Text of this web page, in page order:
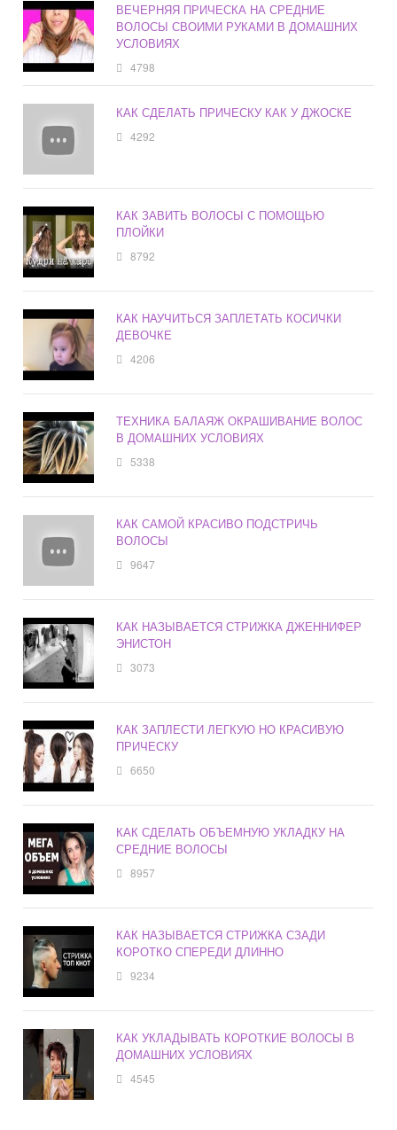
ВЕЧЕРНЯЯ ПРИЧЕСКА НА СРЕДНИЕ
ВОЛОСЫ СВОИМИ РУКАМИ В ДОМАШНИХ
УСЛОВИЯХ
4798
КАК СДЕЛАТЬ ПРИЧЕСКУ КАК У ДЖОСКЕ
4292
КАК ЗАВИТЬ ВОЛОСЫ С ПОМОЩЬЮ
ПЛОЙКИ
8792
КАК НАУЧИТЬСЯ ЗАПЛЕТАТЬ КОСИЧКИ
ДЕВОЧКЕ
4206
ТЕХНИКА БАЛАЯЖ ОКРАШИВАНИЕ ВОЛОС
В ДОМАШНИХ УСЛОВИЯХ
5338
КАК САМОЙ КРАСИВО ПОДСТРИЧЬ
ВОЛОСЫ
9647
КАК НАЗЫВАЕТСЯ СТРИЖКА ДЖЕННИФЕР
ЭНИСТОН
3073
КАК ЗАПЛЕСТИ ЛЕГКУЮ НО КРАСИВУЮ
ПРИЧЕСКУ
6650
КАК СДЕЛАТЬ ОБЪЕМНУЮ УКЛАДКУ НА
СРЕДНИЕ ВОЛОСЫ
8957
КАК НАЗЫВАЕТСЯ СТРИЖКА СЗАДИ
КОРОТКО СПЕРЕДИ ДЛИННО
9234
КАК УКЛАДЫВАТЬ КОРОТКИЕ ВОЛОСЫ В
ДОМАШНИХ УСЛОВИЯХ
4545